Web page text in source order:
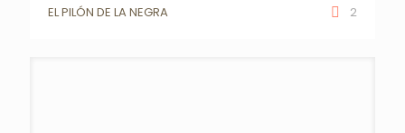
EL PILÓN DE LA NEGRA 2